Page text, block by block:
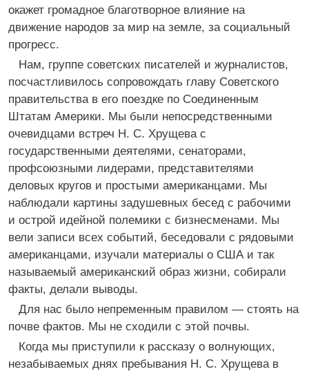
окажет громадное благотворное влияние на
движение народов за мир на земле, за социальный
прогресс.
Нам, группе советских писателей и журналистов,
посчастливилось сопровождать главу Советского
правительства в его поездке по Соединенным
Штатам Америки. Мы были непосредственными
очевидцами встреч Н. С. Хрущева с
государственными деятелями, сенаторами,
профсоюзными лидерами, представителями
деловых кругов и простыми американцами. Мы
наблюдали картины задушевных бесед с рабочими
и острой идейной полемики с бизнесменами. Мы
вели записи всех событий, беседовали с рядовыми
американцами, изучали материалы о США и так
называемый американский образ жизни, собирали
факты, делали выводы.
Для нас было непременным правилом — стоять на
почве фактов. Мы не сходили с этой почвы.
Когда мы приступили к рассказу о волнующих,
незабываемых днях пребывания Н. С. Хрущева в